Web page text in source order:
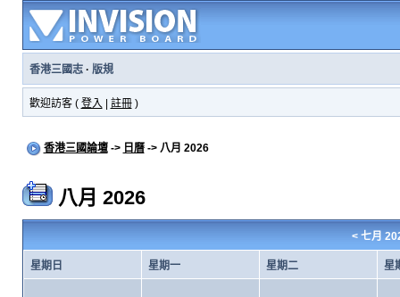
香港三國志· 版規
歡迎訪客 ( 登入 註冊)
香港三國論壇-> 日曆-> 八月 2026
八月 2026
< 七月
星期日 星期一 星期二 星